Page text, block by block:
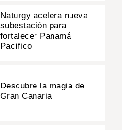
Naturgy acelera nueva
subestación para
fortalecer Panamá
Pacífico
Descubre la magia de
Gran Canaria